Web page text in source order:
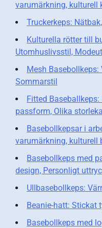
varumärkning, kulturell
Truckerkeps:
Kulturella rötter till
Utomhuslivsstil,
Mesh
Sommarstil
Fitted
passform, Olika
Basebollkepsar i
varumärkning, kulturell
Basebollkeps med
design, Personligt
Ullbasebollkeps:
Beanie-hatt: Stickat
Basebollkeps med